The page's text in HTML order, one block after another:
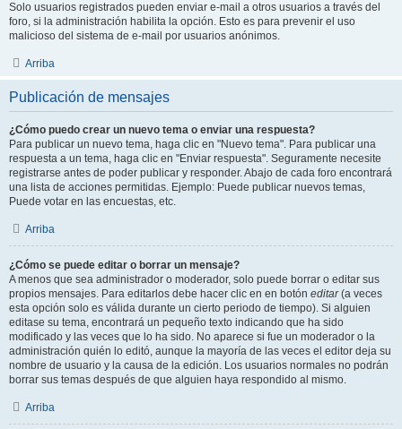
Solo usuarios registrados pueden enviar e-mail a otros usuarios a través del
foro, si la administración habilita la opción. Esto es para prevenir el uso
malicioso del sistema de e-mail por usuarios anónimos.
Arriba
Publicación de mensajes
¿Cómo puedo crear un nuevo tema o enviar una respuesta?
Para publicar un nuevo tema, haga clic en "Nuevo tema". Para publicar una
respuesta a un tema, haga clic en "Enviar respuesta". Seguramente necesite
registrarse antes de poder publicar y responder. Abajo de cada foro encontrará
una lista de acciones permitidas. Ejemplo: Puede publicar nuevos temas,
Puede votar en las encuestas, etc.
Arriba
¿Cómo se puede editar o borrar un mensaje?
A menos que sea administrador o moderador, solo puede borrar o editar sus
propios mensajes. Para editarlos debe hacer clic en en botón editar(a veces
esta opción solo es válida durante un cierto periodo de tiempo). Si alguien
editase su tema, encontrará un pequeño texto indicando que ha sido
modificado y las veces que lo ha sido. No aparece si fue un moderador o la
administración quién lo editó, aunque la mayoría de las veces el editor deja su
nombre de usuario y la causa de la edición. Los usuarios normales no podrán
borrar sus temas después de que alguien haya respondido al mismo.
Arriba